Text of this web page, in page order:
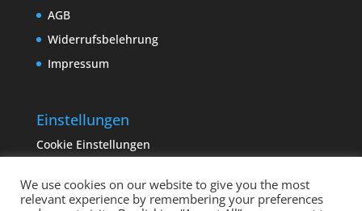
AGB
Widerrufsbelehrung
Impressum
Einstellungen
Cookie Einstellungen
We use cookies on our website to give you the most
relevant experience by remembering your preferences